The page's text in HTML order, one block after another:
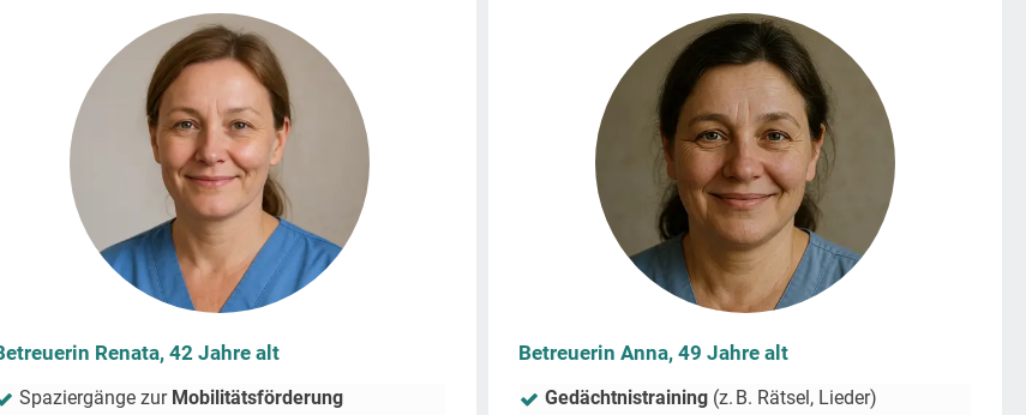
Renata, 42 Jahre alt
Spaziergänge zur Mobilitätsförderung
Betreuerin Anna, 49 Jahre alt
Gedächtnistraining (z. B. Rätsel, Lieder)